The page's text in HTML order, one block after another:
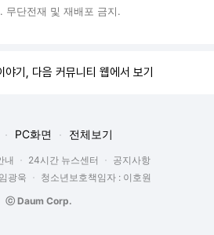
단전재 및 재배포 금지.
야기, 다음 커뮤니티 웹에서 보기
PC화면 전체보기
내 24시간 뉴스센터
공지사항
광욱
청소년보호책임자 : 이호원
ⓒ Daum Corp.